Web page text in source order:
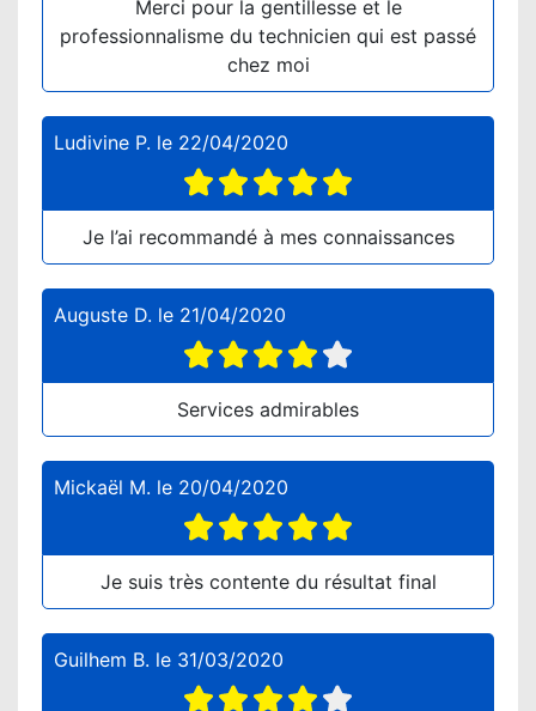
Merci pour la gentillesse et le
professionnalisme du technicien qui est passé
chez moi
Ludivine P. le 22/04/2020
Je l’ai recommandé à mes connaissances
Auguste D. le 21/04/2020
Services admirables
Mickaël M. le 20/04/2020
Je suis très contente du résultat final
Guilhem B. le 31/03/2020